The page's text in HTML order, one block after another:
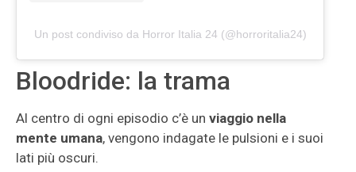
Un post condiviso da Horror Italia 24 (@horroritalia24)
Bloodride: la trama
Al centro di ogni episodio c’è un viaggio nella
mente umana, vengono indagate le pulsioni e i suoi
lati più oscuri.